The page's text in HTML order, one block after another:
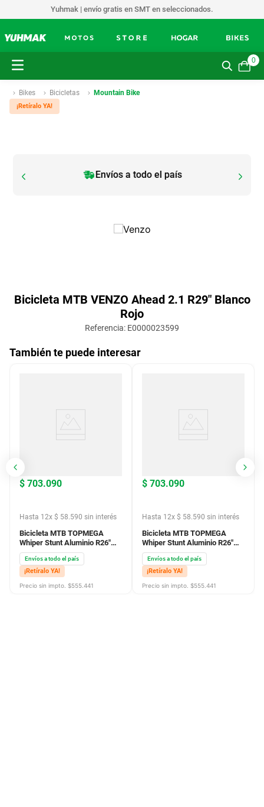
Yuhmak | envío gratis en SMT en seleccionados.
0
Bikes Bicicletas Mountain Bike
¡Retíralo YA!
Envíos a todo el país
Bicicleta MTB VENZO Ahead 2.1 R29" Blanco
Rojo
Referencia: E0000023599
También te puede interesar
$ 703.090
Hasta 12x $ 58.590 sin interés
Bicicleta MTB TOPMEGA
Whiper Stunt Aluminio R26"
Blanco Azul
Envíos a todo el país
¡Retíralo YA!
Precio sin impto. $555.441
$ 703.090
Hasta 12x $ 58.590 sin interés
Bicicleta MTB TOPMEGA
Whiper Stunt Aluminio R26"
Celeste Violeta
Envíos a todo el país
¡Retíralo YA!
Precio sin impto. $555.441